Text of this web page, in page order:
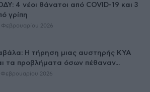
4 νέοι θάνατοι από COVID-19 και 3
γρίπη
Φεβρουαρίου 2026
Η τήρηση μιας αυστηρής ΚΥΑ
τα προβλήματα όσων πέθαναν...
Φεβρουαρίου 2026